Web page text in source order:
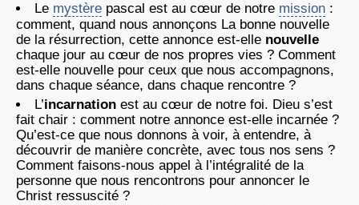
Le mystère pascal est au cœur de notre mission :
comment, quand nous annonçons La bonne nouvelle
de la résurrection, cette annonce est-elle nouvelle
chaque jour au cœur de nos propres vies ? Comment
est-elle nouvelle pour ceux que nous accompagnons,
dans chaque séance, dans chaque rencontre ?
L’incarnation est au cœur de notre foi. Dieu s’est
fait chair : comment notre annonce est-elle incarnée ?
Qu’est-ce que nous donnons à voir, à entendre, à
découvrir de manière concrète, avec tous nos sens ?
Comment faisons-nous appel à l’intégralité de la
personne que nous rencontrons pour annoncer le
Christ ressuscité ?